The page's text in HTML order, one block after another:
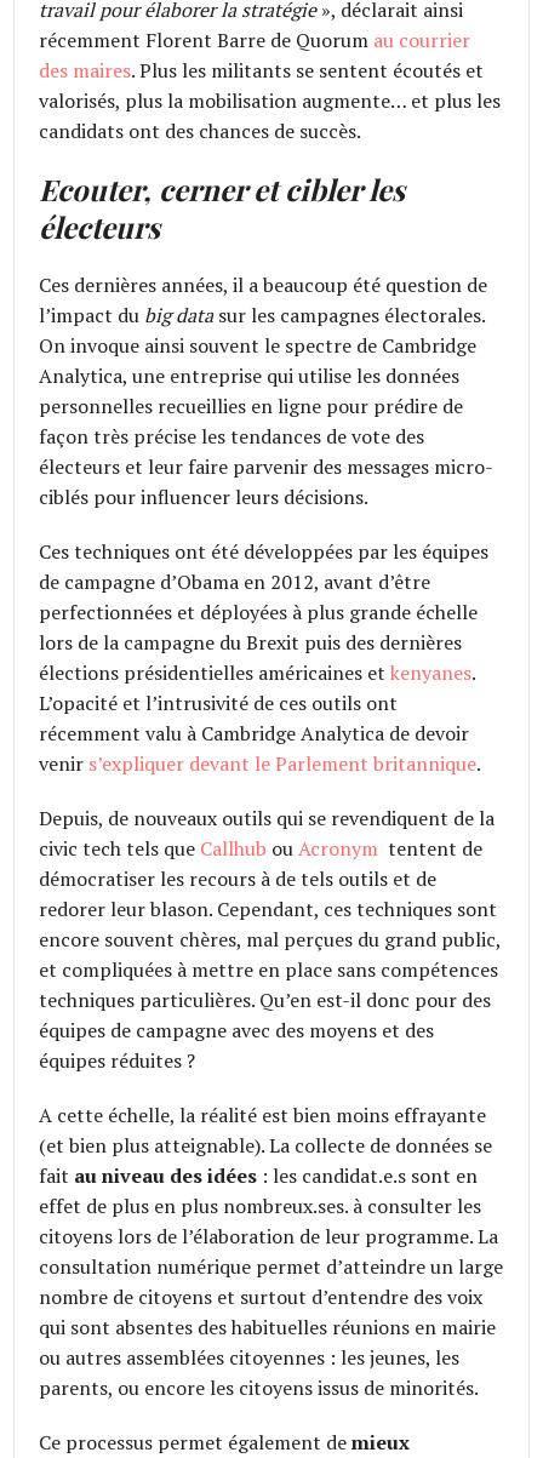
travail pour élaborer la stratégie», déclarait ainsi
récemment Florent Barre de Quorum au courrier
des maires. Plus les militants se sentent écoutés et
valorisés, plus la mobilisation augmente… et plus les
candidats ont des chances de succès.
Ecouter, cerner et cibler les
électeurs
Ces dernières années, il a beaucoup été question de
l’impact du big datasur les campagnes électorales.
On invoque ainsi souvent le spectre de Cambridge
Analytica, une entreprise qui utilise les données
personnelles recueillies en ligne pour prédire de
façon très précise les tendances de vote des
électeurs et leur faire parvenir des messages micro-
ciblés pour influencer leurs décisions.
Ces techniques ont été développées par les équipes
de campagne d’Obama en 2012, avant d’être
perfectionnées et déployées à plus grande échelle
lors de la campagne du Brexit puis des dernières
élections présidentielles américaines etkenyanes.
L’opacité et l’intrusivité de ces outils ont
récemment valu à Cambridge Analytica de devoir
venir s’expliquer devant le Parlement britannique.
Depuis, de nouveaux outils qui se revendiquent de la
civic tech tels que Callhub ouAcronym tentent de
démocratiser les recours à de tels outils et de
redorer leur blason. Cependant, ces techniques sont
encore souvent chères, mal perçues du grand public,
et compliquées à mettre en place sans compétences
techniques particulières. Qu’en est-il donc pour des
équipes de campagne avec des moyens et des
équipes réduites ?
A cette échelle, la réalité est bien moins effrayante
(et bien plus atteignable). La collecte de données se
fait au niveau des idées : les candidat.e.s sont en
effet de plus en plus nombreux.ses. à consulter les
citoyens lors de l’élaboration de leur programme. La
consultation numérique permet d’atteindre un large
nombre de citoyens et surtout d’entendre des voix
qui sont absentes des habituelles réunions en mairie
ou autres assemblées citoyennes : les jeunes, les
parents, ou encore les citoyens issus de minorités.
Ce processus permet également demieux